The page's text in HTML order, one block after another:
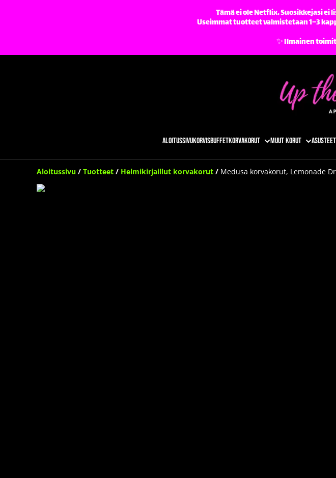
Tämä ei ole Netflix. Suosikkejasi
Useimmat tuotteet valmistetaan 1–3
✨️ Ilmainen
AloitussivuKorvisbuffetKorvakorut Muut korut Asusteet
Aloitussivu / Tuotteet / Helmikirjaillut korvakorut / Medusa korvakorut, Lemonade